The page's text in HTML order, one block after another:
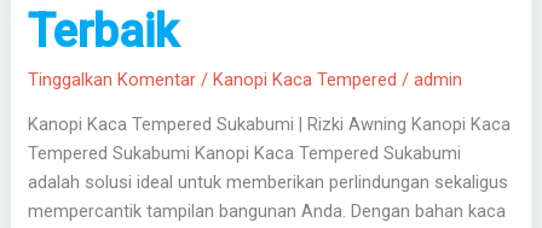
Terbaik
Tinggalkan Komentar /Kanopi Kaca Tempered /admin
Kanopi Kaca Tempered Sukabumi | Rizki Awning Kanopi Kaca
Tempered Sukabumi Kanopi Kaca Tempered Sukabumi
adalah solusi ideal untuk memberikan perlindungan sekaligus
mempercantik tampilan bangunan Anda. Dengan bahan kaca
Tempered
Terbaik